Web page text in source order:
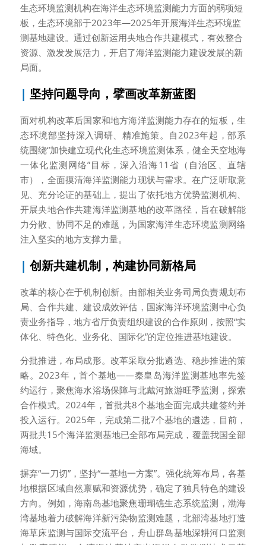
生态环境监测机构在海洋生态环境监测能力方面的弱项短
板，生态环境部于2023年—2025年开展海洋生态环境监
测基地建设。通过创新运用央地合作共建模式，有效整合
资源、激发发展活力，开启了海洋监测能力建设发展的新
局面。
| 坚持问题导向，擘画改革新蓝图
面对机构改革后国家和地方海洋监测能力存在的短板，生
态环境部坚持深入调研、精准施策。自2023年起，部系
统围绕“加快建立现代化生态环境监测体系，健全天空地海
一体化监测网络”目标，深入沿海11省（自治区、直辖
市），全面摸清海洋监测能力现状与需求。在广泛听取意
见、充分论证的基础上，提出了依托地方优势监测机构、
开展央地合作共建海洋监测基地的改革路径，旨在破解能
力分散、协同不足的难题，为国家海洋生态环境监测网络
注入坚实的地方支撑力量。
| 创新共建机制，构建协同新格局
改革的核心在于机制创新。由部相关业务司局负责规划布
局、合作共建、建设成效评估，国家海洋环境监测中心负
责业务指导，地方省厅负责组织建设的合作原则，按照“实
体化、特色化、业务化、国际化”的定位推进基地建设。
分批推进，布局成形。改革采取分批遴选、稳步推进的策
略。2023年，首个基地——秦皇岛海洋监测基地率先签
约运行，聚焦海水浴场保障与北戴河旅游旺季监测，探索
合作模式。2024年，首批共8个基地全面完成共建签约并
投入运行。2025年，完成第二批7个基地的遴选，目前，
两批共15个海洋监测基地已全部布局完成，覆盖我国全部
海域。
摒弃“一刀切”，坚持“一基地一方案”。强化统筹布局，各基
地根据区域自然禀赋和资源优势，确定了独具特色的建设
方向。例如，海南岛基地聚焦珊瑚礁生态系统监测，渤海
湾基地着力破解海洋新污染物监测难题，北部湾基地打造
海草床监测与国际交流平台，舟山群岛基地深耕河口监测